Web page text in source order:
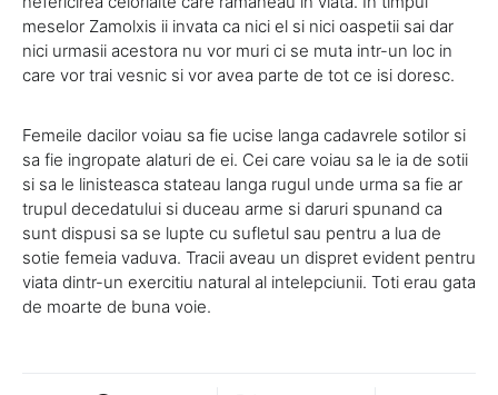
meselor Zamolxis ii invata ca nici el si nici oaspetii sai dar
nici urmasii acestora nu vor muri ci se muta intr-un loc in
care vor trai vesnic si vor avea parte de tot ce isi doresc.
Femeile dacilor voiau sa fie ucise langa cadavrele sotilor si
sa fie ingropate alaturi de ei. Cei care voiau sa le ia de sotii
si sa le linisteasca stateau langa rugul unde urma sa fie ar
trupul decedatului si duceau arme si daruri spunand ca
sunt dispusi sa se lupte cu sufletul sau pentru a lua de
sotie femeia vaduva. Tracii aveau un dispret evident pentru
viata dintr-un exercitiu natural al intelepciunii. Toti erau gata
de moarte de buna voie.